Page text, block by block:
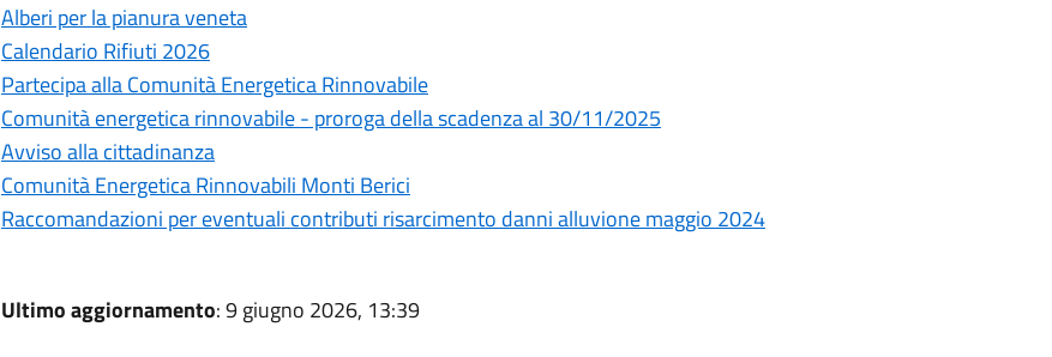
Alberi per la pianura veneta
Calendario Rifiuti 2026
Partecipa alla Comunità Energetica Rinnovabile
Comunità energetica rinnovabile - proroga della scadenza al 30/11/2025
Avviso alla cittadinanza
Comunità Energetica Rinnovabili Monti Berici
Raccomandazioni per eventuali contributi risarcimento danni alluvione maggio 2024
Ultimo aggiornamento: 9 giugno 2026, 13:39